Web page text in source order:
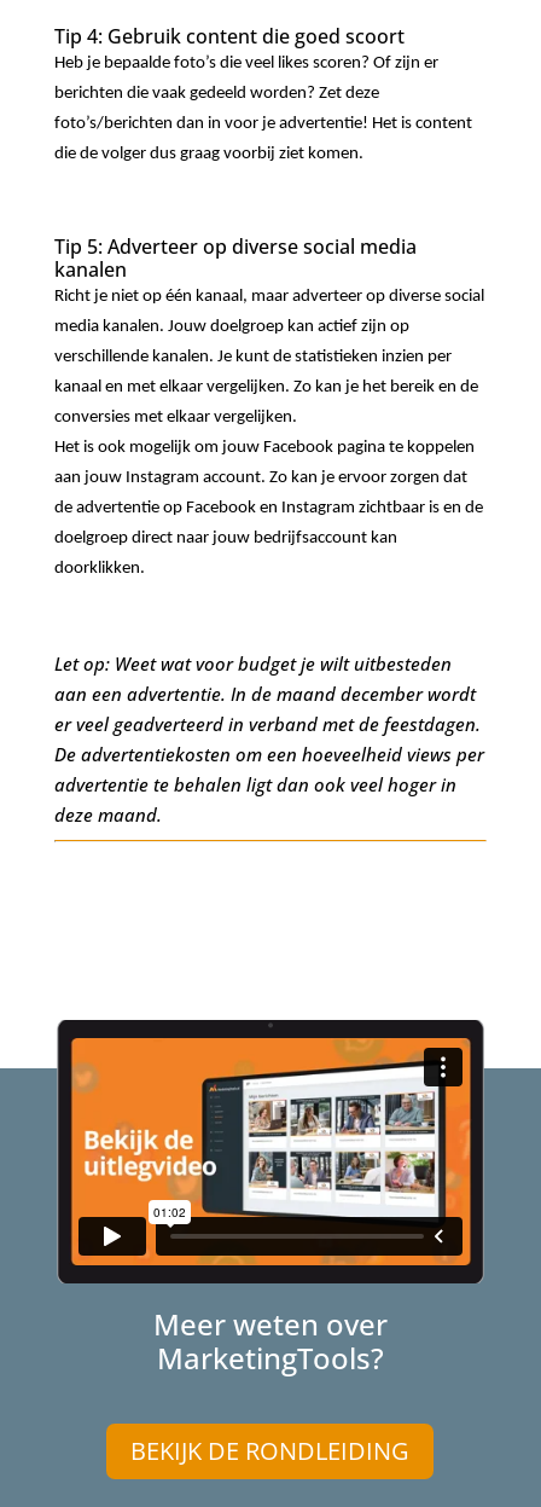
Tip 4: Gebruik content die goed scoort
Heb je bepaalde foto’s die veel likes scoren? Of zijn er
berichten die vaak gedeeld worden? Zet deze
foto’s/berichten dan in voor je advertentie! Het is content
die de volger dus graag voorbij ziet komen.
Tip 5: Adverteer op diverse social media
kanalen
Richt je niet op één kanaal, maar adverteer op diverse social
media kanalen. Jouw doelgroep kan actief zijn op
verschillende kanalen. Je kunt de statistieken inzien per
kanaal en met elkaar vergelijken. Zo kan je het bereik en de
conversies met elkaar vergelijken.
Het is ook mogelijk om jouw Facebook pagina te koppelen
aan jouw Instagram account. Zo kan je ervoor zorgen dat
de advertentie op Facebook en Instagram zichtbaar is en de
doelgroep direct naar jouw bedrijfsaccount kan
doorklikken.
Let op: Weet wat voor budget je wilt uitbesteden
aan een advertentie. In de maand december wordt
er veel geadverteerd in verband met de feestdagen.
De advertentiekosten om een hoeveelheid views per
advertentie te behalen ligt dan ook veel hoger in
deze maand.
Meer weten over
MarketingTools?
BEKIJK DE RONDLEIDING